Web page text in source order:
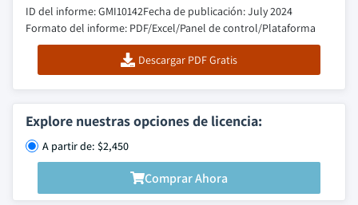
ID del informe: GMI10142Fecha de publicación: July 2024
Formato del informe: PDF/Excel/Panel de control/Plataforma
Descargar PDF Gratis
Explore nuestras opciones de licencia:
A partir de: $2,450
Comprar Ahora